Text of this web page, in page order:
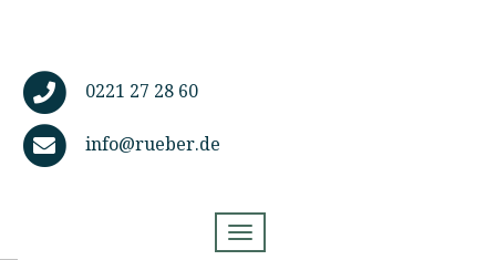
0221 27 28 60
info@rueber.de
Toggle navigation